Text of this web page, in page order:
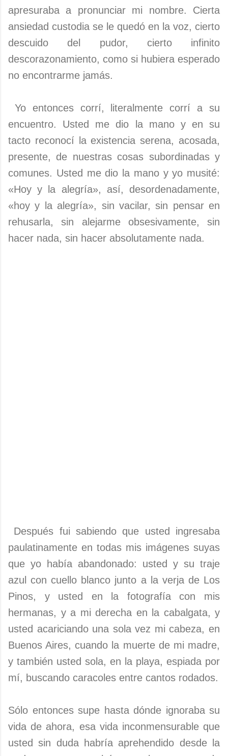
apresuraba a pronunciar mi nombre. Cierta
ansiedad custodia se le quedó en la voz, cierto
descuido del pudor, cierto infinito
descorazonamiento, como si hubiera esperado
no encontrarme jamás.
Yo entonces corrí, literalmente corrí a su
encuentro. Usted me dio la mano y en su
tacto reconocí la existencia serena, acosada,
presente, de nuestras cosas subordinadas y
comunes. Usted me dio la mano y yo musité:
«Hoy y la alegría», así, desordenadamente,
«hoy y la alegría», sin vacilar, sin pensar en
rehusarla, sin alejarme obsesivamente, sin
hacer nada, sin hacer absolutamente nada.
Después fui sabiendo que usted ingresaba
paulatinamente en todas mis imágenes suyas
que yo había abandonado: usted y su traje
azul con cuello blanco junto a la verja de Los
Pinos, y usted en la fotografía con mis
hermanas, y a mi derecha en la cabalgata, y
usted acariciando una sola vez mi cabeza, en
Buenos Aires, cuando la muerte de mi madre,
y también usted sola, en la playa, espiada por
mí, buscando caracoles entre cantos rodados.
Sólo entonces supe hasta dónde ignoraba su
vida de ahora, esa vida inconmensurable que
usted sin duda habría aprehendido desde la